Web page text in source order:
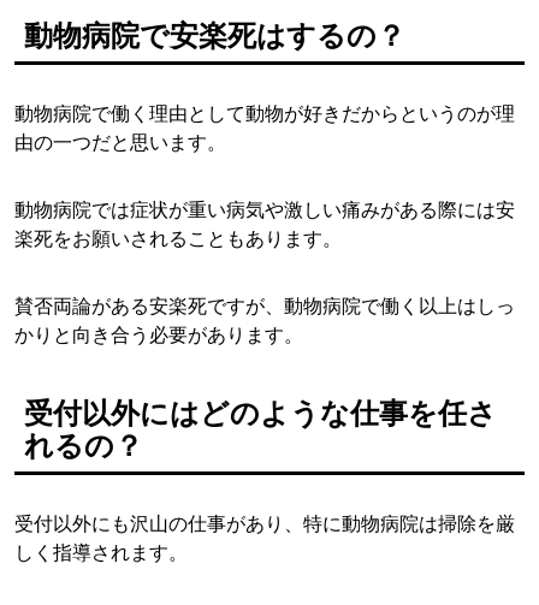
動物病院で安楽死はするの？
動物病院で働く理由として動物が好きだからというのが理
由の一つだと思います。
動物病院では症状が重い病気や激しい痛みがある際には安
楽死をお願いされることもあります。
賛否両論がある安楽死ですが、動物病院で働く以上はしっ
かりと向き合う必要があります。
受付以外にはどのような仕事を任さ
れるの？
受付以外にも沢山の仕事があり、特に動物病院は掃除を厳
しく指導されます。